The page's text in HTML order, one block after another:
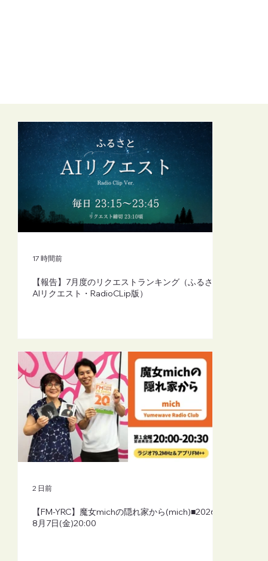
【報告】7月度のリクエストランキング（ふるさと
AIリクエスト・RadioCLip版）
17 時間前
【FM-YRC】魔女michの隠れ家から(mich)■2026年
8月7日(金)20:00
2 日前